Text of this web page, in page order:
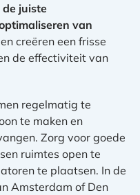
juiste
van
creëren een frisse
de effectiviteit van
regelmatig te
te maken en
Zorg voor goede
ruimtes open te
te plaatsen. In de
Amsterdam of Den